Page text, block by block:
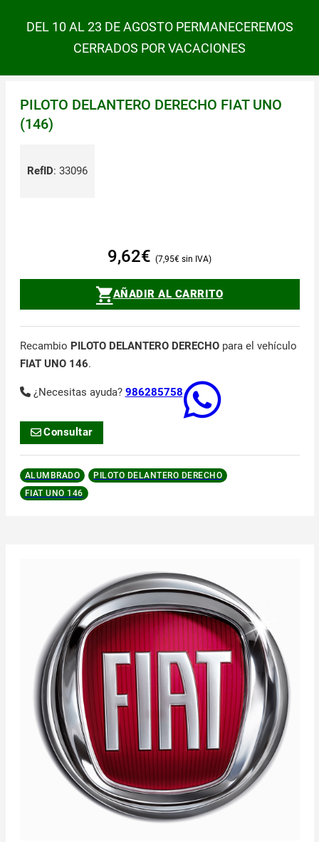
DEL 10 AL 23 DE AGOSTO PERMANECEREMOS
CERRADOS POR VACACIONES
PILOTO DELANTERO DERECHO FIAT UNO
(146)
RefID: 33096
9,62€ 7,95€
AÑADIR AL CARRITO
Recambio PILOTO DELANTERO DERECHOpara el vehículo
FIAT UNO 146.
¿Necesitas ayuda? 986285758
Consultar
ALUMBRADO
PILOTO DELANTERO DERECHO
FIAT UNO 146